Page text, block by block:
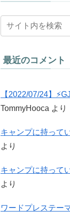
最近のコメント
【2022/07/24】
TommyHooca より
キャンプに持って
より
キャンプに持って
より
ワードプレステー